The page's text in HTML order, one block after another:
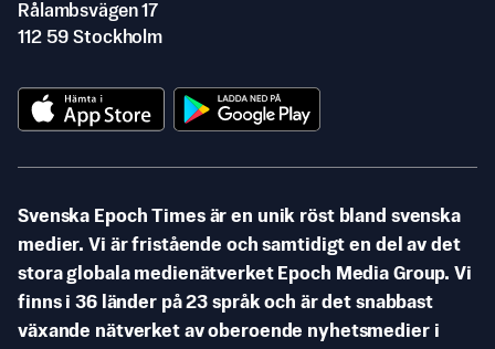
Rålambsvägen 17
112 59 Stockholm
Svenska Epoch Times är en unik röst bland svenska
medier. Vi är fristående och samtidigt en del av det
stora globala medienätverket Epoch Media Group. Vi
finns i 36 länder på 23 språk och är det snabbast
växande nätverket av oberoende nyhetsmedier i